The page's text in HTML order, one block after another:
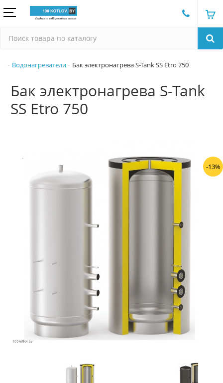
Водонагреватели Бак электронагрева S-Tank SS Etro 750
Бак электронагрева S-Tank
SS Etro 750
-13%